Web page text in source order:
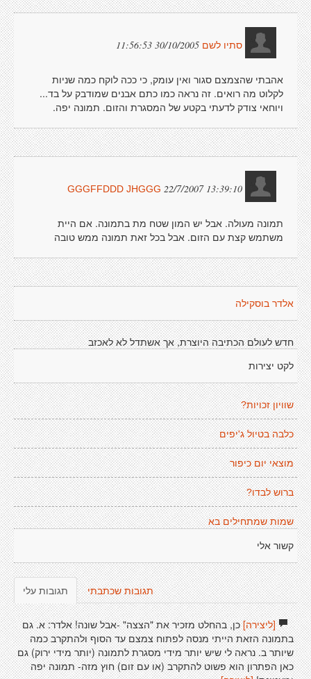
סתיו לשם 30/10/2005 11:56:53
אהבתי שהצמצם סגור ואין עומק, כי ככה לוקח כמה שניות
לקלוט מה רואים. זה נראה כמו כתם אבנים שמודבק על בד...
ויוחאי צודק לדעתי בקטע של המסגרת והזום. תמונה יפה.
GGGFFDDD JHGGG 22/7/2007 13:39:10
תמונה מעולה. אבל יש המון שטח מת בתמונה. אם היית
משתמש קצת עם הזום. אבל בכל זאת תמונה ממש טובה
אלדר בוסקילה
חדש לעולם הכתיבה היוצרת, אך אשתדל לא לאכזב
לקט יצירות
שוויון זכויות?
כלבה בטיול ג'יפים
מוצאי יום כיפור
ברוש לבדו?
שמות שמתחילים בא
קשור אלי
תגובות עלי תגובות שכתבתי
[ליצירה]כן, בהחלט מזכיר את "הצצה" -אבל שונה! אלדר: א. גם
בתמונה הזאת הייתי מנסה לפתוח צמצם עד הסוף ולהתקרב כמה
שיותר ב. נראה לי שיש יותר מידי מסגרת לתמונה (יותר מידי ירוק) גם
כאן הפתרון הוא פשוט להתקרב (או עם זום) חוץ מזה- תמונה יפה